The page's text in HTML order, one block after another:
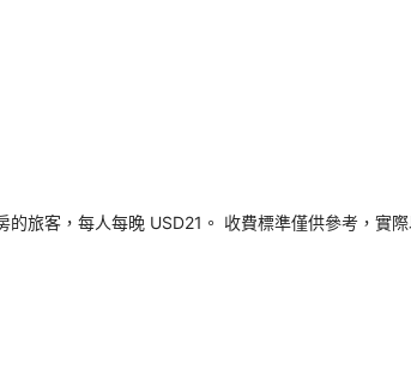
旅客，每人每晚 USD21。 收費標準僅供參考，實